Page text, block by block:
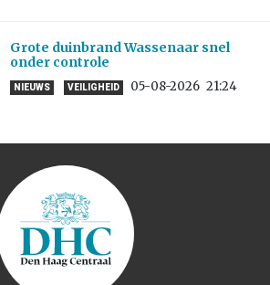
Grote duinbrand Wassenaar snel
onder controle
NIEUWS VEILIGHEID 05-08-2026 21:24